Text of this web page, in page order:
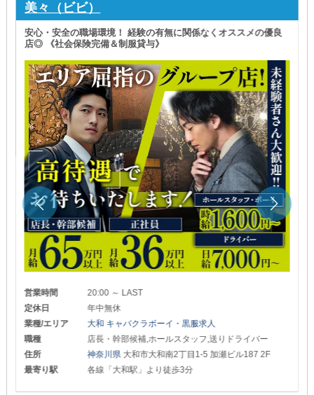
美々（ビビ）
安心・安全の職場環境！ 経験の有無に関係なくオススメの優良
店◎ 《社会保険完備＆制服貸与》
営業時間
20:00 ～ LAST
定休日
年中無休
業種/エリア
大和 キャバクラボーイ・黒服求人
職種
店長・幹部候補,ホールスタッフ,送りドライバー
住所
神奈川県 大和市大和南2丁目1-5 加瀬ビル187 2F
最寄り駅
各線「大和駅」より徒歩3分